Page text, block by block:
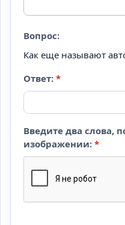
Вопрос:
Как еще называют
Ответ: *
Введите два слова,
изображении: *